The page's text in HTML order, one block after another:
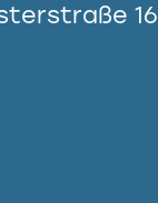
16